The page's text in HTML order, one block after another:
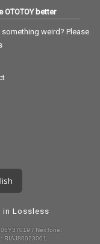
OTOTOY better
something weird? Please
in Lossless
/ NexTone:
RIAJ80023001